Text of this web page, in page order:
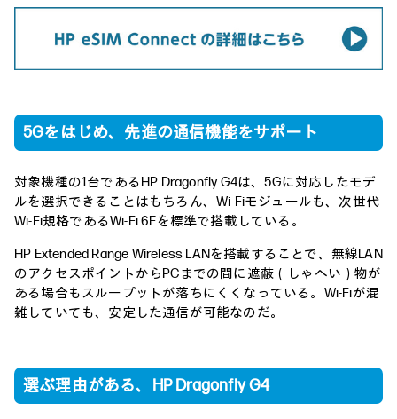
5Gをはじめ、先進の通信機能をサポート
対象機種の1台であるHP Dragonfly G4は、5Gに対応したモデ
ルを選択できることはもちろん、Wi-Fiモジュールも、次世代
Wi-Fi規格であるWi-Fi 6Eを標準で搭載している。
HP Extended Range Wireless LANを搭載することで、無線LAN
のアクセスポイントからPCまでの間に遮蔽（しゃへい）物が
ある場合もスループットが落ちにくくなっている。Wi-Fiが混
雑していても、安定した通信が可能なのだ。
選ぶ理由がある、HP Dragonfly G4